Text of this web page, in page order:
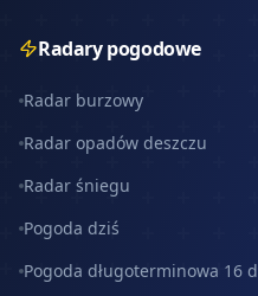
Radary pogodowe
Radar burzowy
Radar opadów deszczu
Radar śniegu
Pogoda dziś
Pogoda długoterminowa 16